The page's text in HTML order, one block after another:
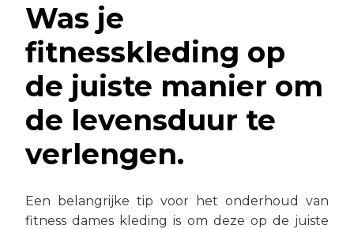
Was je
fitnesskleding op
de juiste manier om
de levensduur te
verlengen.
Een belangrijke tip voor het onderhoud van
fitness dames kleding is om deze op de juiste